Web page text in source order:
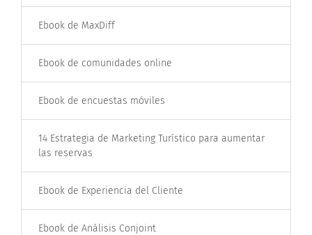
Ebook de MaxDiff
Ebook de comunidades online
Ebook de encuestas móviles
14 Estrategia de Marketing Turístico para aumentar
las reservas
Ebook de Experiencia del Cliente
Ebook de Análisis Conjoint